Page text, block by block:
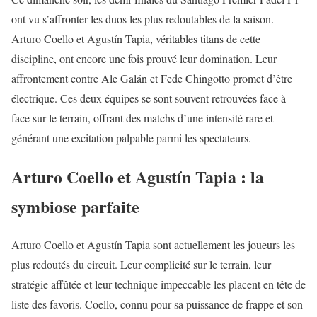
ont vu s’affronter les duos les plus redoutables de la saison.
Arturo Coello et Agustín Tapia, véritables titans de cette
discipline, ont encore une fois prouvé leur domination. Leur
affrontement contre Ale Galán et Fede Chingotto promet d’être
électrique. Ces deux équipes se sont souvent retrouvées face à
face sur le terrain, offrant des matchs d’une intensité rare et
générant une excitation palpable parmi les spectateurs.
Arturo Coello et Agustín Tapia : la
symbiose parfaite
Arturo Coello et Agustín Tapia sont actuellement les joueurs les
plus redoutés du circuit. Leur complicité sur le terrain, leur
stratégie affûtée et leur technique impeccable les placent en tête de
liste des favoris. Coello, connu pour sa puissance de frappe et son